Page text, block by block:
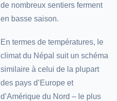
de nombreux sentiers ferment
en basse saison.
En termes de températures, le
climat du Népal suit un schéma
similaire à celui de la plupart
des pays d’Europe et
d’Amérique du Nord – le plus